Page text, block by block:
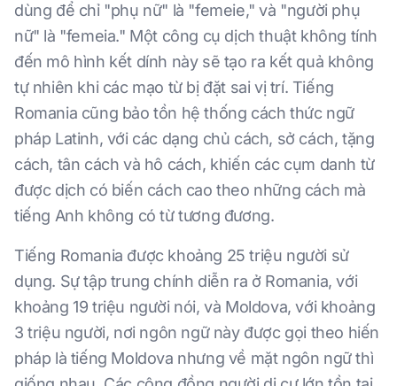
dùng để chỉ "phụ nữ" là "femeie," và "người phụ
nữ" là "femeia." Một công cụ dịch thuật không tính
đến mô hình kết dính này sẽ tạo ra kết quả không
tự nhiên khi các mạo từ bị đặt sai vị trí. Tiếng
Romania cũng bảo tồn hệ thống cách thức ngữ
pháp Latinh, với các dạng chủ cách, sở cách, tặng
cách, tân cách và hô cách, khiến các cụm danh từ
được dịch có biến cách cao theo những cách mà
tiếng Anh không có từ tương đương.
Tiếng Romania được khoảng 25 triệu người sử
dụng. Sự tập trung chính diễn ra ở Romania, với
khoảng 19 triệu người nói, và Moldova, với khoảng
3 triệu người, nơi ngôn ngữ này được gọi theo hiến
pháp là tiếng Moldova nhưng về mặt ngôn ngữ thì